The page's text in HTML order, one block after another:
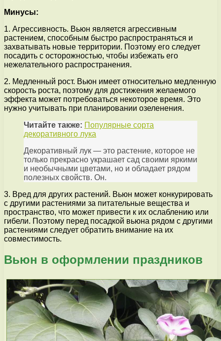
Минусы:
1. Агрессивность. Вьюн является агрессивным
растением, способным быстро распространяться и
захватывать новые территории. Поэтому его следует
посадить с осторожностью, чтобы избежать его
нежелательного распространения.
2. Медленный рост. Вьюн имеет относительно медленную
скорость роста, поэтому для достижения желаемого
эффекта может потребоваться некоторое время. Это
нужно учитывать при планировании озеленения.
Читайте также: Популярные сорта
декоративного лука
Декоративный лук — это растение, которое не
только прекрасно украшает сад своими яркими
и необычными цветами, но и обладает рядом
полезных свойств. Он.
3. Вред для других растений. Вьюн может конкурировать
с другими растениями за питательные вещества и
пространство, что может привести к их ослаблению или
гибели. Поэтому перед посадкой вьюна рядом с другими
растениями следует обратить внимание на их
совместимость.
Вьюн в оформлении праздников